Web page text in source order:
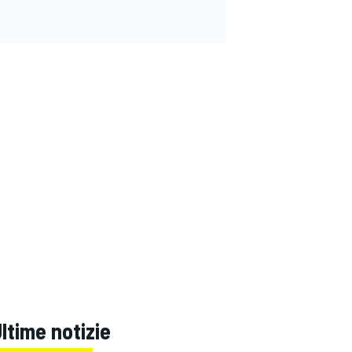
notizie